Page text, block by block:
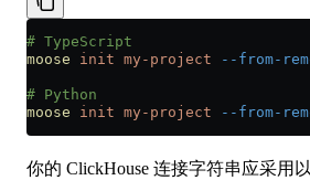
# TypeScript
moose init my-project --from-
# Python
moose init my-project --from-
你的 ClickHouse 连接字符串应采用